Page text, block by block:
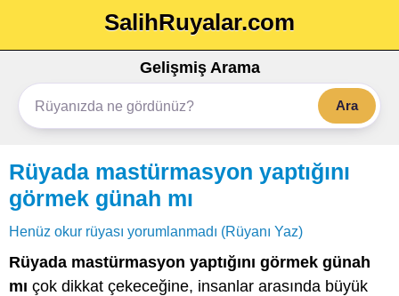
SalihRuyalar.com
Gelişmiş Arama
Ara
Rüyada mastürmasyon yaptığını
görmek günah mı
Henüz okur rüyası yorumlanmadı (Rüyanı Yaz)
Rüyada mastürmasyon yaptığını görmek günah
mı çok dikkat çekeceğine, insanlar arasında büyük